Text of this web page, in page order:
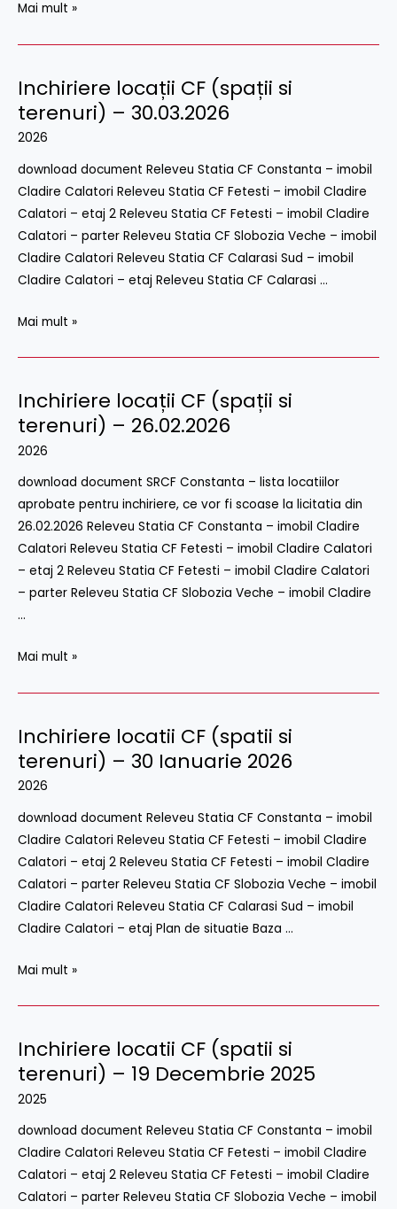
Mai mult »
Inchiriere locații CF (spații si
terenuri) – 30.03.2026
2026
download document Releveu Statia CF Constanta – imobil
Cladire Calatori Releveu Statia CF Fetesti – imobil Cladire
Calatori – etaj 2 Releveu Statia CF Fetesti – imobil Cladire
Calatori – parter Releveu Statia CF Slobozia Veche – imobil
Cladire Calatori Releveu Statia CF Calarasi Sud – imobil
Cladire Calatori – etaj Releveu Statia CF Calarasi …
Inchiriere
locații
CF
si
terenuri)
–
30.03.2026
Mai mult »
Inchiriere locații CF (spații si
terenuri) – 26.02.2026
2026
download document SRCF Constanta – lista locatiilor
aprobate pentru inchiriere, ce vor fi scoase la licitatia din
26.02.2026 Releveu Statia CF Constanta – imobil Cladire
Calatori Releveu Statia CF Fetesti – imobil Cladire Calatori
– etaj 2 Releveu Statia CF Fetesti – imobil Cladire Calatori
– parter Releveu Statia CF Slobozia Veche – imobil Cladire
…
Inchiriere
locații
CF
si
terenuri)
–
26.02.2026
Mai mult »
Inchiriere locatii CF (spatii si
terenuri) – 30 Ianuarie 2026
2026
download document Releveu Statia CF Constanta – imobil
Cladire Calatori Releveu Statia CF Fetesti – imobil Cladire
Calatori – etaj 2 Releveu Statia CF Fetesti – imobil Cladire
Calatori – parter Releveu Statia CF Slobozia Veche – imobil
Cladire Calatori Releveu Statia CF Calarasi Sud – imobil
Cladire Calatori – etaj Plan de situatie Baza …
Inchiriere
locatii
CF
si
terenuri)
–
30
Ianuarie
2026
Mai mult »
Inchiriere locatii CF (spatii si
terenuri) – 19 Decembrie 2025
2025
download document Releveu Statia CF Constanta – imobil
Cladire Calatori Releveu Statia CF Fetesti – imobil Cladire
Calatori – etaj 2 Releveu Statia CF Fetesti – imobil Cladire
Calatori – parter Releveu Statia CF Slobozia Veche – imobil
Inchiriere
locatii
CF
si
terenuri)
–
19